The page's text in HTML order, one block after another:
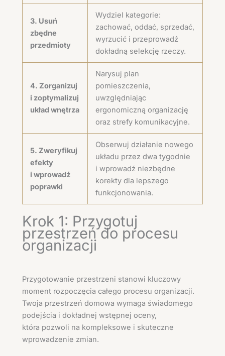
3. Usuń
zbędne
przedmioty
Wydziel kategorie:
zachować, oddać, sprzedać,
wyrzucić i przeprowadź
dokładną selekcję rzeczy.
4. Zorganizuj
i zoptymalizuj
układ wnętrza
Narysuj plan
pomieszczenia,
uwzględniając
ergonomiczną organizację
oraz strefy komunikacyjne.
5. Zweryfikuj
efekty
i wprowadź
poprawki
Obserwuj działanie nowego
układu przez dwa tygodnie
i wprowadź niezbędne
korekty dla lepszego
funkcjonowania.
Krok 1: Przygotuj
przestrzeń do procesu
organizacji
Przygotowanie przestrzeni stanowi kluczowy
moment rozpoczęcia całego procesu organizacji.
Twoja przestrzeń domowa wymaga świadomego
podejścia i dokładnej wstępnej oceny,
która pozwoli na kompleksowe i skuteczne
wprowadzenie zmian.